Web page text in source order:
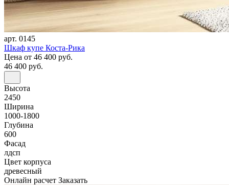
арт. 0145
Шкаф купе Коста-Рика
Цена от 46 400 руб.
46 400 руб.
Высота
2450
Ширина
1000-1800
Глубина
600
Фасад
лдсп
Цвет корпуса
древесный
Онлайн расчет Заказать